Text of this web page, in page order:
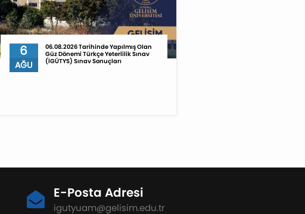
6
AĞU
06.08.2026 Tarihinde Yapılmış Olan
Güz Dönemi Türkçe Yeterlilik Sınav
(İGÜTYS) Sınav Sonuçları
E-Posta Adresi
igutyuam@gelisim.edu.tr